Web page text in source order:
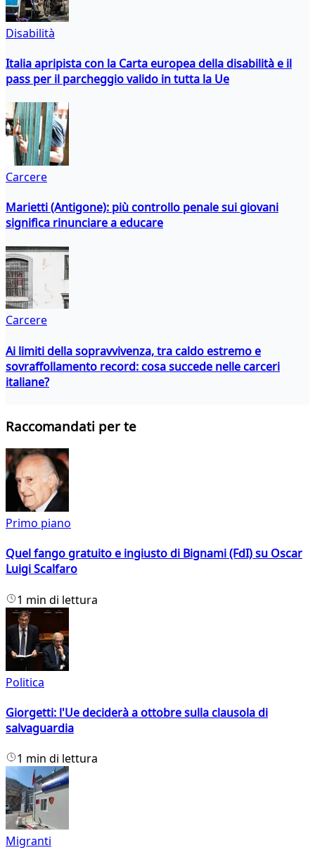
Disabilità
Italia apripista con la Carta europea della disabilità e il
pass per il parcheggio valido in tutta la Ue
Carcere
Marietti (Antigone): più controllo penale sui giovani
significa rinunciare a educare
Carcere
Ai limiti della sopravvivenza, tra caldo estremo e
sovraffollamento record: cosa succede nelle carceri
italiane?
Raccomandati per te
Primo piano
Quel fango gratuito e ingiusto di Bignami (FdI) su Oscar
Luigi Scalfaro
1 min di lettura
Politica
Giorgetti: l'Ue deciderà a ottobre sulla clausola di
salvaguardia
1 min di lettura
Migranti